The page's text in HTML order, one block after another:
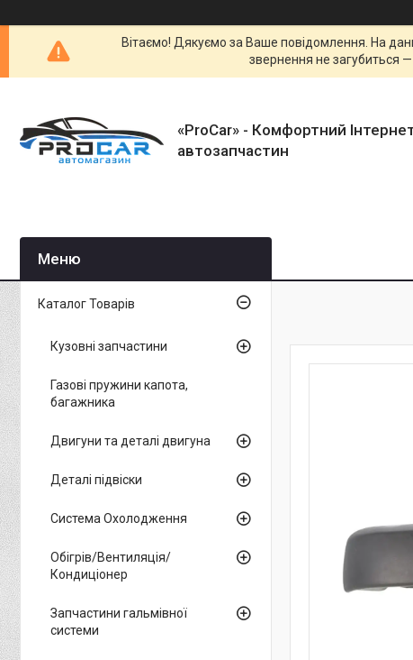
Вітаємо! Дякуємо за Ваше повідомлення. На
звернення не загубиться
«ProCar» - Комфортний
автозапчастин
Каталог Товарів
Кузовні запчастини
Газові пружини капота,
багажника
Двигуни та деталі двигуна
Деталі підвіски
Система Охолодження
Обігрів/Вентиляція/
Кондиціонер
Запчастини гальмівної
системи